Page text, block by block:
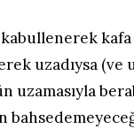
uzadıysa (ve
uzamasıyla